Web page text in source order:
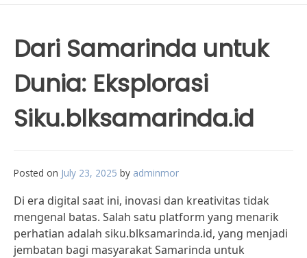
Dari Samarinda untuk
Dunia: Eksplorasi
Siku.blksamarinda.id
Posted on July 23, 2025 by adminmor
Di era digital saat ini, inovasi dan kreativitas tidak
mengenal batas. Salah satu platform yang menarik
perhatian adalah siku.blksamarinda.id, yang menjadi
jembatan bagi masyarakat Samarinda untuk